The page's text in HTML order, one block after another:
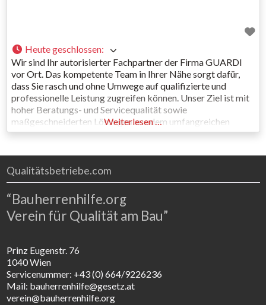
Heute geschlossen:
Wir sind Ihr autorisierter Fachpartner der Firma GUARDI
vor Ort. Das kompetente Team in Ihrer Nähe sorgt dafür,
dass Sie rasch und ohne Umwege auf qualifizierte und
professionelle Leistung zugreifen können. Unser Ziel ist mit
hoher Beratungs- und Servicequalität sowie
maßgeschneiderten Lösungen aus dem umfangreichen
Produktprogramm für Ihre Zufriedenheit zu sorgen. Als
Balkongeländern, Toren und
Weiterlesen …
Qualitätsbetriebe.com
“Bauherrenhilfe.org
Verein für Qualität am Bau”
Prinz Eugenstr. 76
1040 Wien
Servicenummer: +43 (0) 664/9226236
Mail: bauherrenhilfe@gesetz.at
verein@bauherrenhilfe.org